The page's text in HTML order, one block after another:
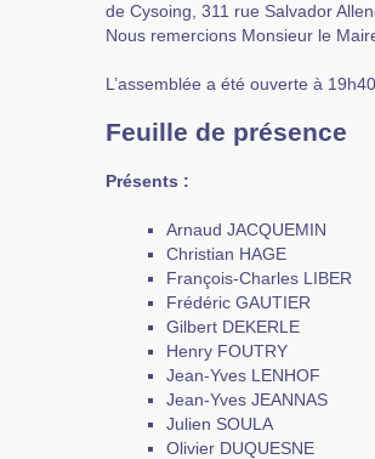
de Cysoing, 311 rue Salvador
Nous remercions Monsieur le
L’assemblée a été ouverte à 19h40.
Feuille de présence
Présents :
Arnaud JACQUEMIN
Christian HAGE
François-Charles LIBER
Frédéric GAUTIER
Gilbert DEKERLE
Henry FOUTRY
Jean-Yves LENHOF
Jean-Yves JEANNAS
Julien SOULA
Olivier DUQUESNE